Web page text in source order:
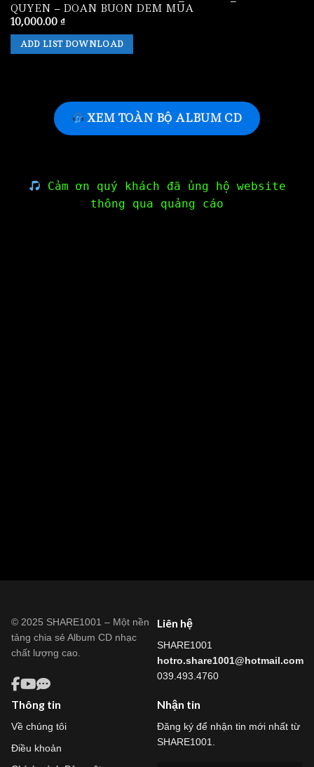
QUYEN – DOAN BUON DEM MUA
10,000.00 ₫
ADD LIST DOWNLOAD
XEM TOÀN BỘ ALBUM CD
Cảm ơn quý khách đã ủng hộ website
thông qua quảng cáo
© 2025 SHARE1001 – Một nền
tảng chia sẻ Album CD nhạc
chất lượng cao.
Liên hệ
SHARE1001
hotro.share1001@hotmail.com
039.493.4760
Thông tin
Về chúng tôi
Điều khoản
Nhận tin
Đăng ký để nhận tin mới nhất từ
SHARE1001.